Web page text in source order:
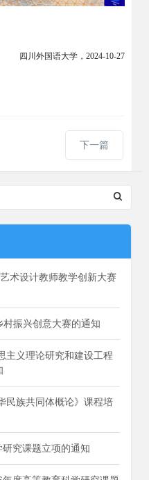
四川外国语大学 ， 2024-10-27
下一篇
术设计教师教学创新大赛
振兴创意大赛的通知
主义理论研究和建设工程
民族共同体概论》课程培
究课题立项的通知